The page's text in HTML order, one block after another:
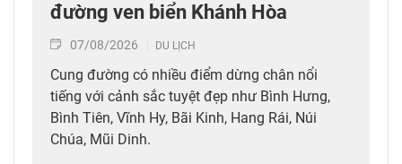
đường ven biển Khánh Hòa
07/08/2026 DU LỊCH
Cung đường có nhiều điểm dừng chân nổi
tiếng với cảnh sắc tuyệt đẹp như Bình Hưng,
Bình Tiên, Vĩnh Hy, Bãi Kinh, Hang Rái, Núi
Chúa, Mũi Dinh.